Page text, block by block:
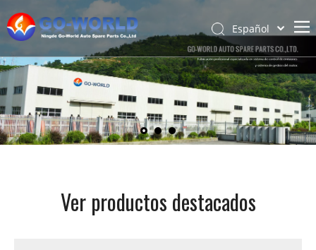
Hogar
Acerca de
Productos
Servicio y personalización
Español
Português
Pусский
Latine
Français
简体中文
Ver productos destacados